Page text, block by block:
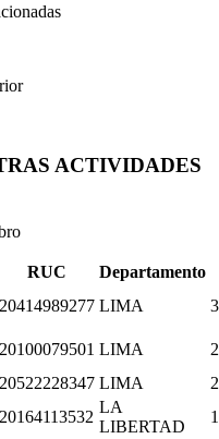
ACTIVIDADES
RUC
Departamento
20414989277 LIMA
20100079501 LIMA
20522228347 LIMA
20164113532
LA
LIBERTAD